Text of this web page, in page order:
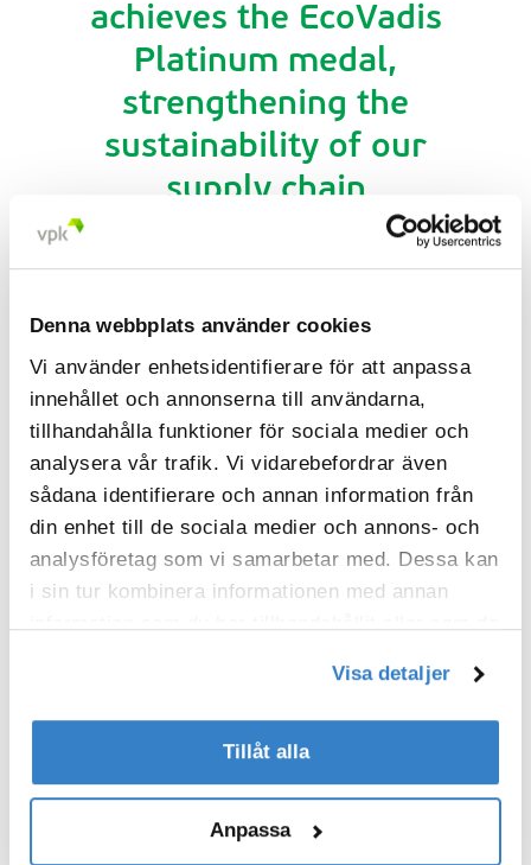
Denna webbplats använder cookies
Vi använder enhetsidentifierare för att anpassa
innehållet och annonserna till användarna,
tillhandahålla funktioner för sociala medier och
analysera vår trafik. Vi vidarebefordrar även
sådana identifierare och annan information från
din enhet till de sociala medier och annons- och
analysföretag som vi samarbetar med. Dessa kan
i sin tur kombinera informationen med annan
information som du har tillhandahållit eller som de
Visa detaljer
Tillåt alla
Anpassa
achieves the EcoVadis
Platinum medal,
strengthening the
sustainability of our
supply chain
As a company, it is our ambition to
integrate sustainability throughout the
supply chain. By developing circular
packaging solutions and ensuring a
sustainable flow of goods, we want to
leave our mark on the entire value chain.
To make this commitment tangible and
measurable, we participate, among others,
in the EcoVadis business sustainability
rating platform.Today, we are proud to
announce that VPK Packaging France has
been awarded the EcoVadis Platinum
Medal.